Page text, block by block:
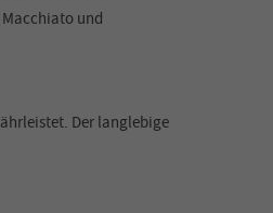
und
Der langlebige